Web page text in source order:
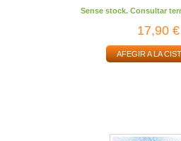
Sense stock. Consultar
17,90 €
AFEGIR A LA